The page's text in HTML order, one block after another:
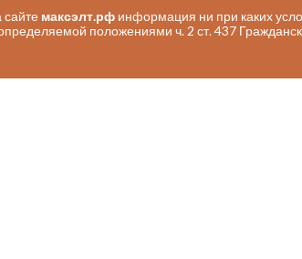
максэлт.рфинформация ни при каких
положениями ч. 2 ст. 437